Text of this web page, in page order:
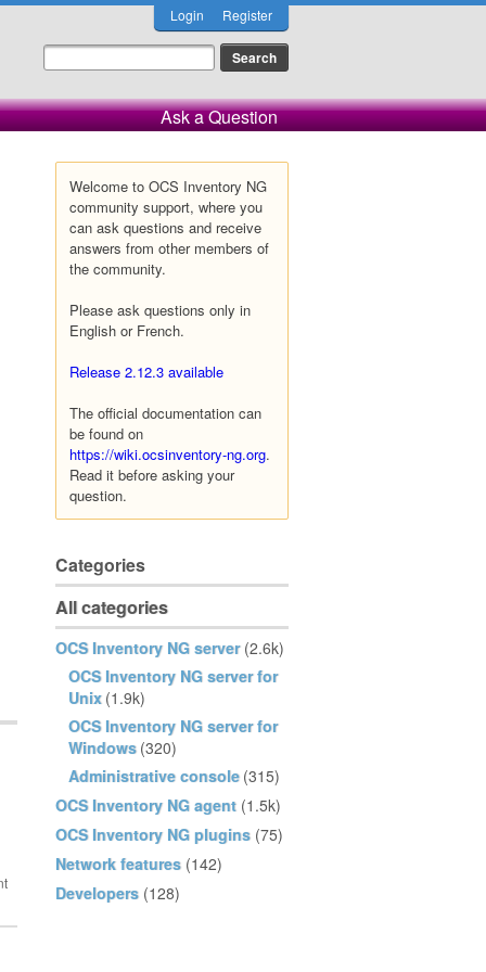
Login Register
Ask a Question
Welcome to OCS Inventory NG
community support, where you
can ask questions and receive
answers from other members of
the community.
Please ask questions only in
English or French.
Release 2.12.3 available
The official documentation can
be found on
https://wiki.ocsinventory-ng.org.
Read it before asking your
question.
Categories
All categories
OCS Inventory NG server (2.6k)
OCS Inventory NG server for
Unix (1.9k)
OCS Inventory NG server for
Windows (320)
Administrative console (315)
OCS Inventory NG agent (1.5k)
OCS Inventory NG plugins (75)
Network features (142)
Developers (128)